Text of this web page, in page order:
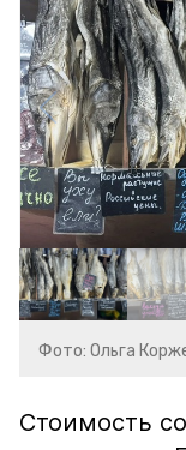
Фото: Ольга
Стоимость